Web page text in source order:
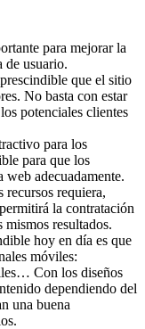
para mejorar la
de usuario.
que el sitio
No basta con estar
potenciales clientes
para los
para que los
web adecuadamente.
recursos requiera,
la contratación
mismos resultados.
hoy en día es que
móviles:
Con los diseños
dependiendo del
una buena